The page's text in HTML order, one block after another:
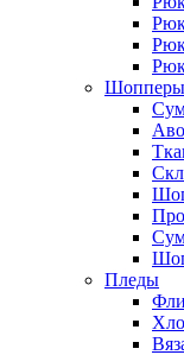
Шопперы
Пледы